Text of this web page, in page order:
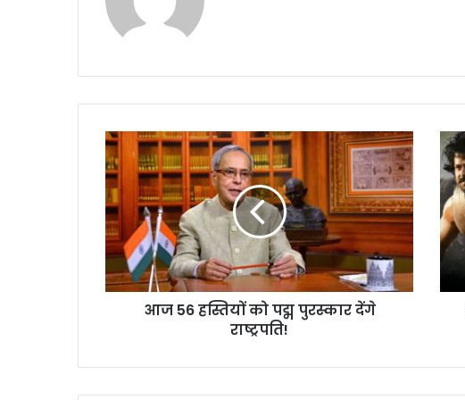
आ
ज
5
6
ह
स्ति
यों
को
प
स्का
आज 56 हस्तियों को पद्म पुरस्कार देंगे
राष्ट्रपति!
6
3
वें
रा
ष्ट्री
य
फि
अ
हु